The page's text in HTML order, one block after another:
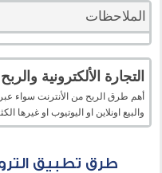
الملاحظات
التجارة الألكترونية
أهم طرق الربح من الأنترنت سواء
والبيع اونلاين او اليوتيوب او غيرها
طرق تطبيق